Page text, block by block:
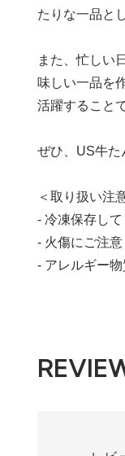
たりな一品と
また、忙しい
味しい一品を
活躍すること
ぜひ、US牛た
＜取り扱い注
- 冷凍保存し
- 火傷にご注
- アレルギー